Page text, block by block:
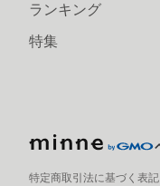
ランキング
特集
特定商取引法に基づく表記